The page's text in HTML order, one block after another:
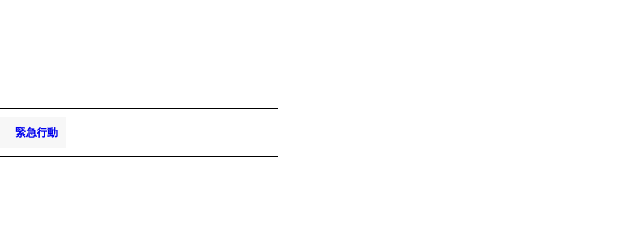
緊急行動